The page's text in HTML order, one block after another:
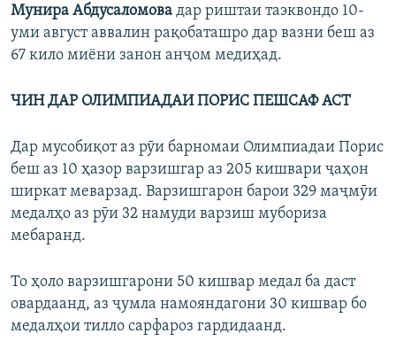
Мунира Абдусаломова дар риштаи таэквондо 10-
уми август аввалин рақобаташро дар вазни беш аз
67 кило миёни занон анҷом медиҳад.
ЧИН ДАР ОЛИМПИАДАИ ПОРИС ПЕШСАФ АСТ
Дар мусобиқот аз рӯи барномаи Олимпиадаи Порис
беш аз 10 ҳазор варзишгар аз 205 кишвари ҷаҳон
ширкат меварзад. Варзишгарон барои 329 маҷмӯи
медалҳо аз рӯи 32 намуди варзиш мубориза
мебаранд.
То ҳоло варзишгарони 50 кишвар медал ба даст
овардаанд, аз ҷумла намояндагони 30 кишвар бо
медалҳои тилло сарфароз гардидаанд.